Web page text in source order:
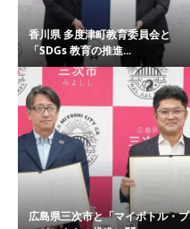
香川県 多度津町教育委員会と
「SDGs 教育の推進...
広島県三次市と「マイボトル・プ